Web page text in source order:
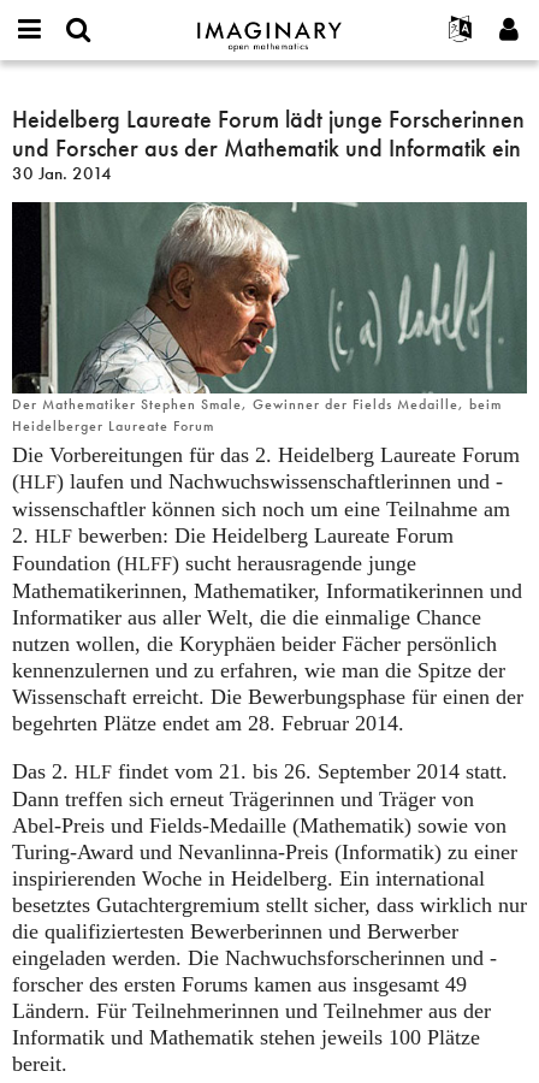
IMAGINARY
open
Français
Deutsch
Español
Türkçe
Programme
Galerien
Filme
Texte
Ausstellungen
Mehr...
Projekte
Mitmachen
or
username
*
Passwort
*
Neues Benutzerkonto erstellen
Neues Passwort anfordern
Suche
Heidelberg
Laureate
Forum
lädt
junge
Forscherinnen
und
aus
der
Mathematik
und
Informatik
ein
Heidelberg Laureate Forum lädt junge Forscherinnen
und Forscher aus der Mathematik und Informatik ein
30 Jan. 2014
Der Mathematiker Stephen Smale, Gewinner der Fields Medaille, beim
Heidelberger Laureate Forum
Die Vorbereitungen für das 2. Heidelberg Laureate Forum
(HLF) laufen und Nachwuchswissenschaftlerinnen und -
wissenschaftler können sich noch um eine Teilnahme am
2. HLF bewerben: Die Heidelberg Laureate Forum
Foundation (HLFF) sucht herausragende junge
Mathematikerinnen, Mathematiker, Informatikerinnen und
Informatiker aus aller Welt, die die einmalige Chance
nutzen wollen, die Koryphäen beider Fächer persönlich
kennenzulernen und zu erfahren, wie man die Spitze der
Wissenschaft erreicht. Die Bewerbungsphase für einen der
begehrten Plätze endet am 28. Februar 2014.
Das 2. HLF findet vom 21. bis 26. September 2014 statt.
Dann treffen sich erneut Trägerinnen und Träger von
Abel-Preis und Fields-Medaille (Mathematik) sowie von
Turing-Award und Nevanlinna-Preis (Informatik) zu einer
inspirierenden Woche in Heidelberg. Ein international
besetztes Gutachtergremium stellt sicher, dass wirklich nur
die qualifiziertesten Bewerberinnen und Berwerber
eingeladen werden. Die Nachwuchsforscherinnen und -
forscher des ersten Forums kamen aus insgesamt 49
Ländern. Für Teilnehmerinnen und Teilnehmer aus der
Informatik und Mathematik stehen jeweils 100 Plätze
bereit.